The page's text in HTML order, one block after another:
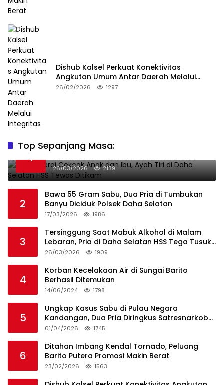
Dishub Kalsel Perkuat Konektivitas
Angkutan Umum Antar Daerah Melalui
Integritas
26/02/2026 1297
Top Sepanjang Masa:
1
Niat Melerai Cekcok Anak dan Ibu, Ayah
Tiri di Daha Selatan HSS Tewas Ditikam
26/03/2026 2139
2
Bawa 55 Gram Sabu, Dua Pria di Tumbukan
Banyu Diciduk Polsek Daha Selatan
17/03/2026 1986
3
Tersinggung Saat Mabuk Alkohol di Malam
Lebaran, Pria di Daha Selatan HSS Tega Tusuk
Teman Sendiri
26/03/2026 1909
4
Korban Kecelakaan Air di Sungai Barito
Berhasil Ditemukan
14/06/2024 1798
5
Ungkap Kasus Sabu di Pulau Negara
Kandangan, Dua Pria Diringkus Satresnarkoba
HSS
01/04/2026 1745
6
Ditahan Imbang Kendal Tornado, Peluang
Barito Putera Promosi Makin Berat
23/02/2026 1563